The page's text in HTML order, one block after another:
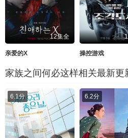
12集全
亲爱的X 操控游戏
家族之间何必这样相关最新更
6.1分 6.2分